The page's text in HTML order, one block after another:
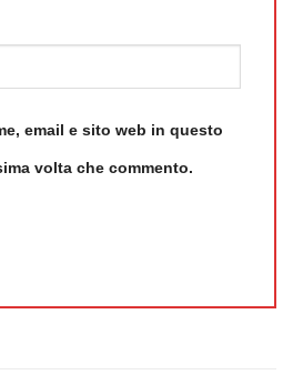
email e sito web in questo
volta che commento.